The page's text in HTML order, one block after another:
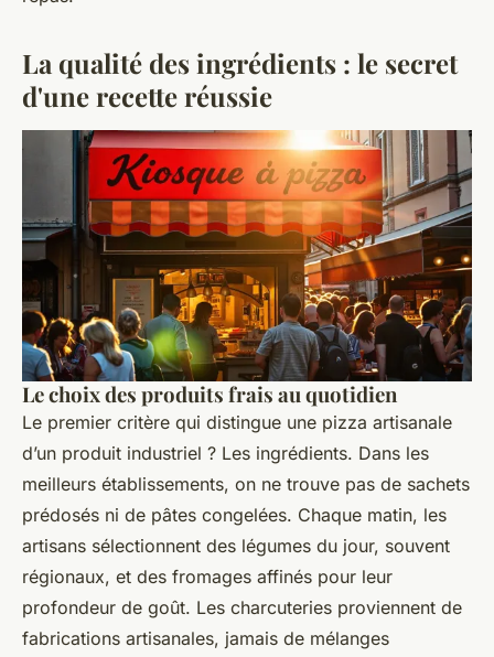
La qualité des ingrédients : le secret
d'une recette réussie
Le choix des produits frais au quotidien
Le premier critère qui distingue une pizza artisanale
d’un produit industriel ? Les ingrédients. Dans les
meilleurs établissements, on ne trouve pas de sachets
prédosés ni de pâtes congelées. Chaque matin, les
artisans sélectionnent des légumes du jour, souvent
régionaux, et des fromages affinés pour leur
profondeur de goût. Les charcuteries proviennent de
fabrications artisanales, jamais de mélanges